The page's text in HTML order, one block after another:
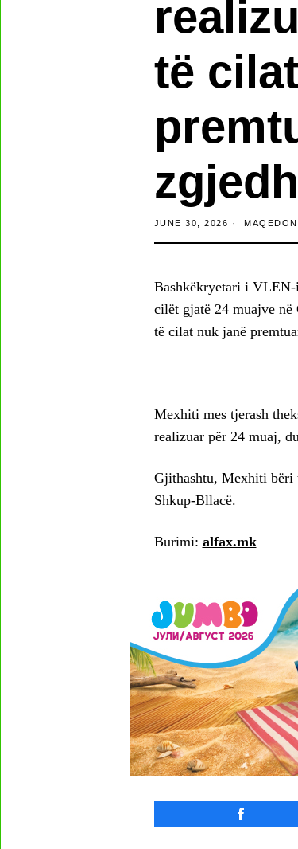
të
JUNE 30, 2026
Bashkëkryetari i
cilët gjatë 24 muajve në
të cilat nuk janë
Mexhiti mes tjerash
realizuar për 24 muaj,
Gjithashtu, Mexhiti bëri
Shkup-Bllacë.
Burimi: alfax.mk